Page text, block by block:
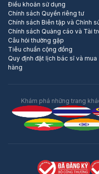
Điều khoản sử dụng
Chính sách Quyền riêng tư
Chính sách Biên tập và Chỉnh
Chính sách Quảng cáo và Tài
Câu hỏi thường gặp
Tiêu chuẩn cộng đồng
Quy định đặt lịch bác sĩ và mua
hàng
Khám phá những trang